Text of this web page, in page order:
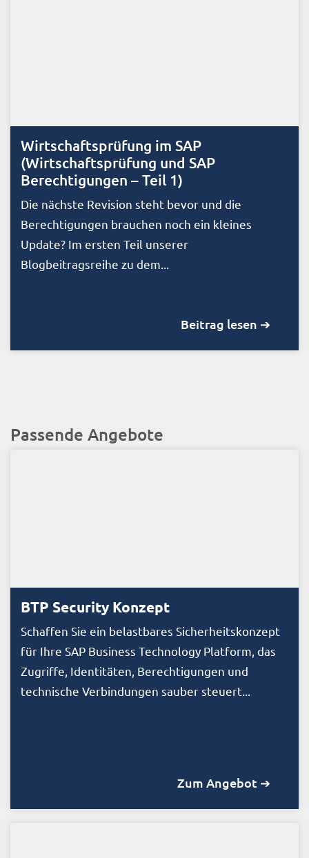
Wirtschaftsprüfung im SAP
(Wirtschaftsprüfung und SAP
Berechtigungen – Teil 1)
Die nächste Revision steht bevor und die
Berechtigungen brauchen noch ein kleines
Update? Im ersten Teil unserer
Blogbeitragsreihe zu dem...
Beitrag lesen ➔
Passende Angebote
BTP Security Konzept
Schaffen Sie ein belastbares Sicherheitskonzept
für Ihre SAP Business Technology Platform, das
Zugriffe, Identitäten, Berechtigungen und
technische Verbindungen sauber steuert...
Zum Angebot ➔